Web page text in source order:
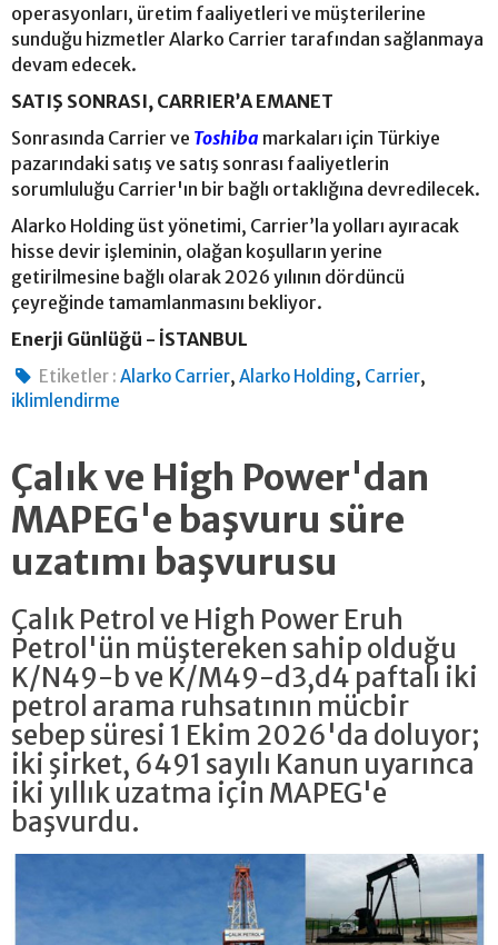
operasyonları, üretim faaliyetleri ve müşterilerine
sunduğu hizmetler Alarko Carrier tarafından sağlanmaya
devam edecek.
SATIŞ SONRASI, CARRIER’A EMANET
Sonrasında Carrier ve Toshiba markaları için Türkiye
pazarındaki satış ve satış sonrası faaliyetlerin
sorumluluğu Carrier'ın bir bağlı ortaklığına devredilecek.
Alarko Holding üst yönetimi, Carrier’la yolları ayıracak
hisse devir işleminin, olağan koşulların yerine
getirilmesine bağlı olarak 2026 yılının dördüncü
çeyreğinde tamamlanmasını bekliyor.
Enerji Günlüğü - İSTANBUL
Etiketler : Alarko Carrier,Alarko Holding, Carrier,
iklimlendirme
Çalık ve High Power'dan
MAPEG'e başvuru süre
uzatımı başvurusu
Çalık Petrol ve High Power Eruh
Petrol'ün müştereken sahip olduğu
K/N49-b ve K/M49-d3,d4 paftalı iki
petrol arama ruhsatının mücbir
sebep süresi 1 Ekim 2026'da doluyor;
iki şirket, 6491 sayılı Kanun uyarınca
iki yıllık uzatma için MAPEG'e
başvurdu.